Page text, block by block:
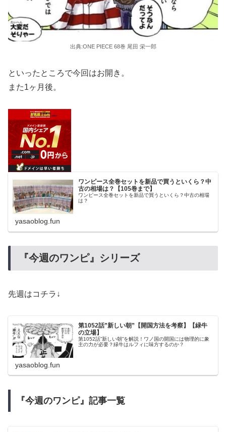
出典:ONE PIECE 68巻 尾田 栄一郎
といったところで今回はお開き。
また1ヶ月後。
ワンピース全巻セットを新品で買うといくら？中
古の相場は？【105巻まで】
ワンピース全巻セットを新品で買うといくら？中古の相場
は？
yasaoblog.fun
『今週のワンピ』シリーズ
先週はコチラ↓
第1052話”新しい朝”【開国方法を考察】【緑牛
の立場】
第1052話”新しい朝”を解説！ワノ国の開国には物理的に象
主の力が必要？緑牛はルフィに味方するのか？
yasaoblog.fun
『今週のワンピ』記事一覧